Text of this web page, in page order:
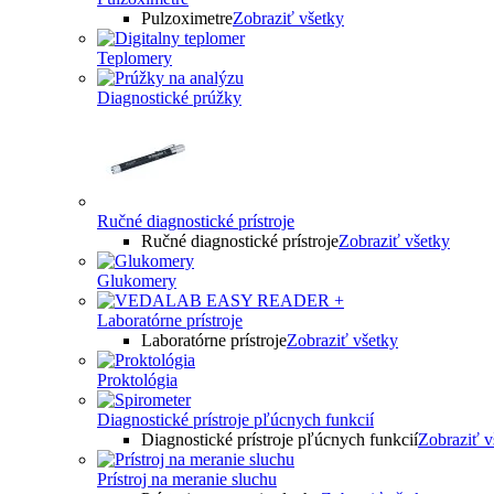
PulzoximetreZobraziť všetky
Teplomery
Diagnostické prúžky
Ručné diagnostické prístroje
Ručné diagnostické prístrojeZobraziť všetky
Glukomery
Laboratórne prístroje
Laboratórne prístrojeZobraziť všetky
Proktológia
Diagnostické prístroje pľúcnych funkcií
Diagnostické prístroje pľúcnych funkciíZobraziť
Prístroj na meranie sluchu